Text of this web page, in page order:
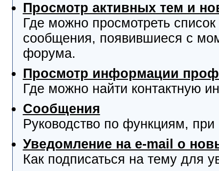
Просмотр активных тем и
Где можно просмотреть
сообщения, появившиеся с
форума.
Просмотр информации
Где можно найти контактную
Сообщения
Руководство по функциям,
Уведомление на e-mail о
Как подписаться на тему для